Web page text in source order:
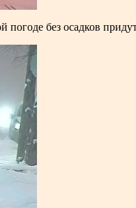
без осадков